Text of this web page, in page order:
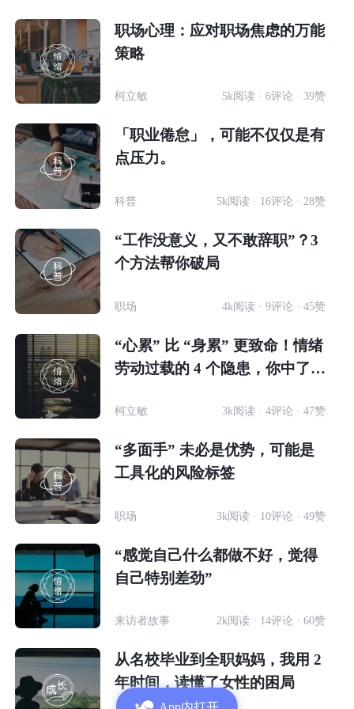
职场心理：应对职场焦虑的万能
策略
柯立敏 5k阅读 · 6评论 · 39赞
「职业倦怠」，可能不仅仅是有
点压力。
科普 5k阅读 · 16评论 · 28赞
“工作没意义，又不敢辞职”？3
个方法帮你破局
职场 4k阅读 · 9评论 · 45赞
“心累” 比 “身累” 更致命！情绪
劳动过载的 4 个隐患，你中了几
柯立敏 3k阅读 · 4评论 · 47赞
“多面手” 未必是优势，可能是
工具化的风险标签
职场 3k阅读 · 10评论 · 49赞
“感觉自己什么都做不好，觉得
自己特别差劲”
来访者故事 2k阅读 · 14评论 · 60赞
从名校毕业到全职妈妈，我用 2
年时间，读懂了女性的困局